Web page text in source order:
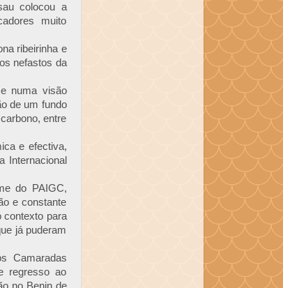
colocou a
muito
ribeirinha e
nefastos da
numa visão
de um fundo
entre
e efectiva,
Internacional
do PAIGC,
e constante
contexto para
já puderam
Camaradas
regresso ao
no Benin de